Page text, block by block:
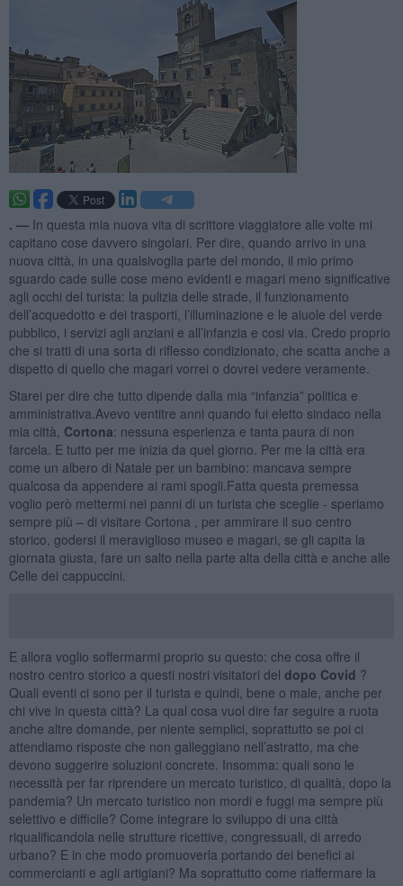
. — In questa mia nuova vita di scrittore viaggiatore alle volte mi
capitano cose davvero singolari. Per dire, quando arrivo in una
nuova città, in una qualsivoglia parte del mondo, il mio primo
sguardo cade sulle cose meno evidenti e magari meno significative
agli occhi del turista: la pulizia delle strade, il funzionamento
dell’acquedotto e dei trasporti, l’illuminazione e le aiuole del verde
pubblico, i servizi agli anziani e all’infanzia e cosi via. Credo proprio
che si tratti di una sorta di riflesso condizionato, che scatta anche a
dispetto di quello che magari vorrei o dovrei vedere veramente.
Starei per dire che tutto dipende dalla mia “infanzia” politica e
amministrativa.Avevo ventitre anni quando fui eletto sindaco nella
mia città, Cortona: nessuna esperienza e tanta paura di non
farcela. E tutto per me inizia da quel giorno. Per me la città era
come un albero di Natale per un bambino: mancava sempre
qualcosa da appendere ai rami spogli.Fatta questa premessa
voglio però mettermi nei panni di un turista che sceglie - speriamo
sempre più – di visitare Cortona , per ammirare il suo centro
storico, godersi il meraviglioso museo e magari, se gli capita la
giornata giusta, fare un salto nella parte alta della città e anche alle
Celle dei cappuccini.
E allora voglio soffermarmi proprio su questo: che cosa offre il
nostro centro storico a questi nostri visitatori del dopo Covid ?
Quali eventi ci sono per il turista e quindi, bene o male, anche per
chi vive in questa città? La qual cosa vuol dire far seguire a ruota
anche altre domande, per niente semplici, soprattutto se poi ci
attendiamo risposte che non galleggiano nell’astratto, ma che
devono suggerire soluzioni concrete. Insomma: quali sono le
necessità per far riprendere un mercato turistico, di qualità, dopo la
pandemia? Un mercato turistico non mordi e fuggi ma sempre più
selettivo e difficile? Come integrare lo sviluppo di una città
riqualificandola nelle strutture ricettive, congressuali, di arredo
urbano? E in che modo promuoverla portando dei benefici ai
commercianti e agli artigiani? Ma soprattutto come riaffermare la